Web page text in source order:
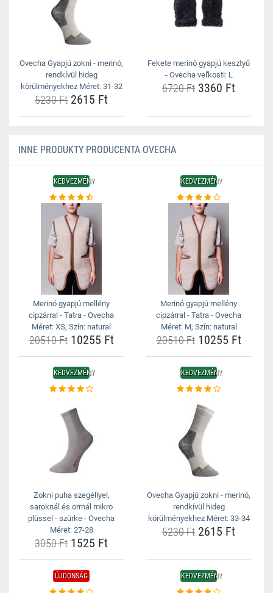
Ovecha Gyapjú zokni - merinó,
rendkívül hideg
körülményekhez Méret: 31-32
5230 Ft 2615 Ft
Fekete merinó gyapjú kesztyű
- Ovecha veľkosti: L
6720 Ft 3360 Ft
INNE PRODUKTY PRODUCENTA OVECHA
KEDVEZMÉNY
Merinó gyapjú mellény
cipzárral - Tatra - Ovecha
Méret: XS, Szín: natural
20510 Ft10255 Ft
KEDVEZMÉNY
Merinó gyapjú mellény
cipzárral - Tatra - Ovecha
Méret: M, Szín: natural
20510 Ft10255 Ft
KEDVEZMÉNY
Zokni puha szegéllyel,
saroknál és orrnál mikro
plüssel - szürke - Ovecha
Méret: 27-28
3050 Ft 1525 Ft
KEDVEZMÉNY
Ovecha Gyapjú zokni - merinó,
rendkívül hideg
körülményekhez Méret: 33-34
5230 Ft 2615 Ft
ÚJDONSÁG KEDVEZMÉNY